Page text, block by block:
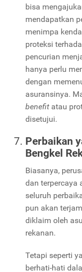
bisa
mendapatkan
menimpa
proteksi
pencurian
hanya perlu
dengan
asuransinya.
benefit atau
disetujui.
Perbaikan
Bengkel
Biasanya,
dan terpercaya
seluruh
pun akan
diklaim oleh
rekanan.
Tetapi seperti
berhati-hati